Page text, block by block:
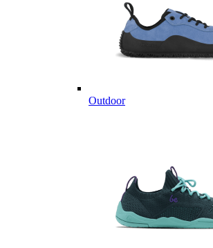
Outdoor